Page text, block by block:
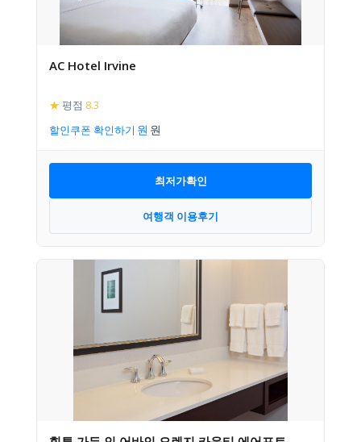
AC Hotel Irvine
★ 평점 8.3
할인쿠폰 확인하기
최저가확인
여행객 이용후기